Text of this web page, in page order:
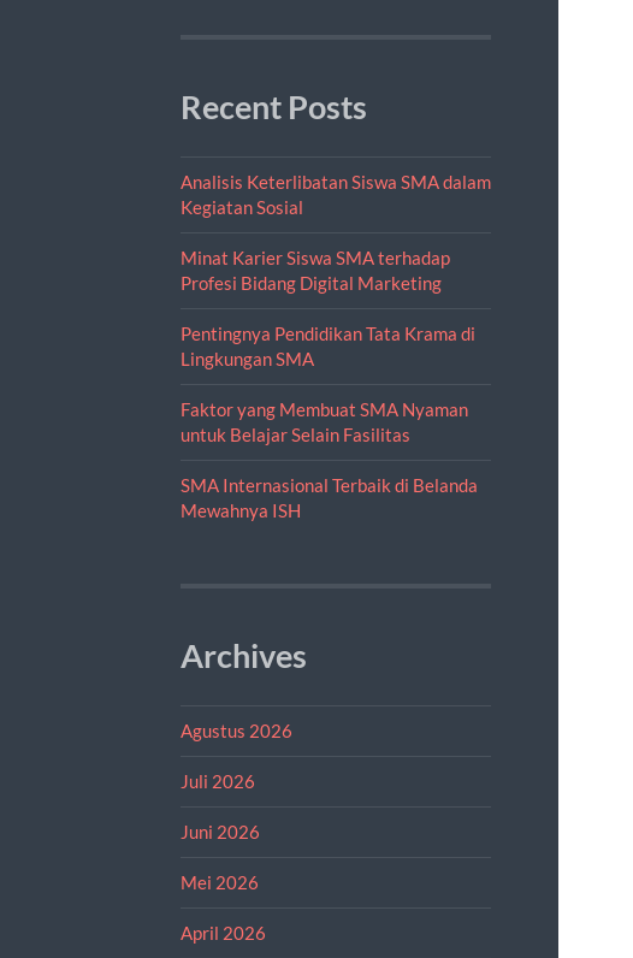
Recent Posts
Analisis Keterlibatan Siswa SMA dalam
Kegiatan Sosial
Minat Karier Siswa SMA terhadap
Profesi Bidang Digital Marketing
Pentingnya Pendidikan Tata Krama di
Lingkungan SMA
Faktor yang Membuat SMA Nyaman
untuk Belajar Selain Fasilitas
SMA Internasional Terbaik di Belanda
Mewahnya ISH
Archives
Agustus 2026
Juli 2026
Juni 2026
Mei 2026
April 2026